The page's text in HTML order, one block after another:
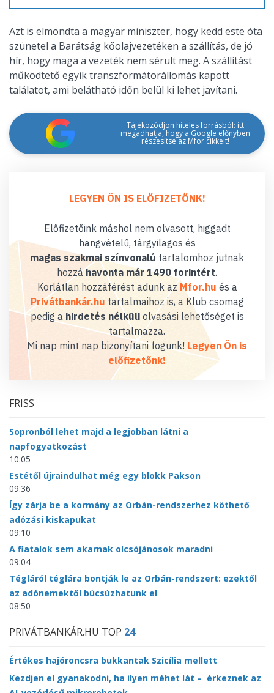
Azt is elmondta a magyar miniszter, hogy kedd este óta
szünetel a Barátság kőolajvezetéken a szállítás, de jó
hír, hogy maga a vezeték nem sérült meg. A szállítást
működtető egyik transzformátorállomás kapott
találatot, ami belátható időn belül ki lehet javítani.
Tájékozódjon hiteles forrásból: itt
megadhatja, hogy a Google előnyben
részesítse az Mfor cikkeit!
LEGYEN ÖN IS ELŐFIZETŐNK!
Előfizetőink máshol nem olvasott, higgadt
hangvételű, tárgyilagos és
magas szakmai színvonalú tartalomhoz jutnak
hozzáhavonta már 1490 forintért.
Korlátlan hozzáférést adunk az Mfor.hu és a
Privátbankár.hu tartalmaihoz is, a Klub csomag
pedig a hirdetés nélküliolvasási lehetőséget is
tartalmazza.
Mi nap mint nap bizonyítani fogunk! Legyen Ön is
előfizetőnk!
FRISS
Sopronból lehet majd a legjobban látni a
napfogyatkozást
10:05
Estétől újraindulhat még egy blokk Pakson
09:36
Így zárja be a kormány az Orbán-rendszerhez köthető
adózási kiskapukat
09:10
A fiatalok sem akarnak olcsójánosok maradni
09:04
Tégláról téglára bontják le az Orbán-rendszert: ezektől
az adónemektől búcsúzhatunk el
08:50
PRIVÁTBANKÁR.HU TOP 24
Értékes hajóroncsra bukkantak Szicília mellett
Kezdjen el gyanakodni, ha ilyen méhet lát – érkeznek az